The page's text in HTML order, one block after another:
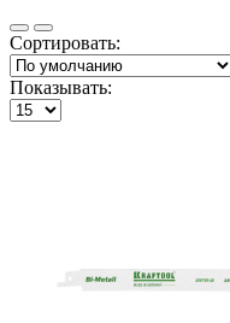
Сортировать:
Показывать: